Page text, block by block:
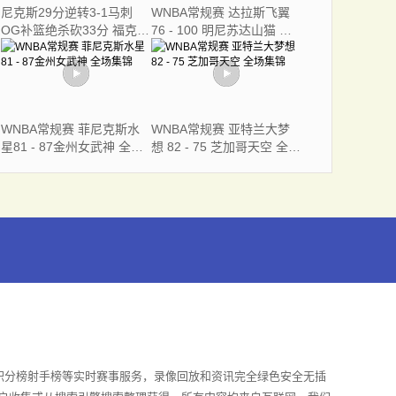
尼克斯29分逆转3-1马刺
OG补篮绝杀砍33分 福克斯
连续犯错
WNBA常规赛 达拉斯飞翼
76 - 100 明尼苏达山猫 全
场集锦
WNBA常规赛 菲尼克斯水
星81 - 87金州女武神 全场
WNBA常规赛 亚特兰大梦
想 82 - 75 芝加哥天空 全场
榜射手榜等实时赛事服务，录像回放和资讯完全绿色安全无插